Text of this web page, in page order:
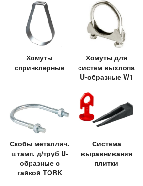
Хомуты
спринклерные
Хомуты для
систем выхлопа
U-образные W1
Скобы металлич.
штамп. д/труб U-
образные с
гайкой TORK
Система
выравнивания
плитки